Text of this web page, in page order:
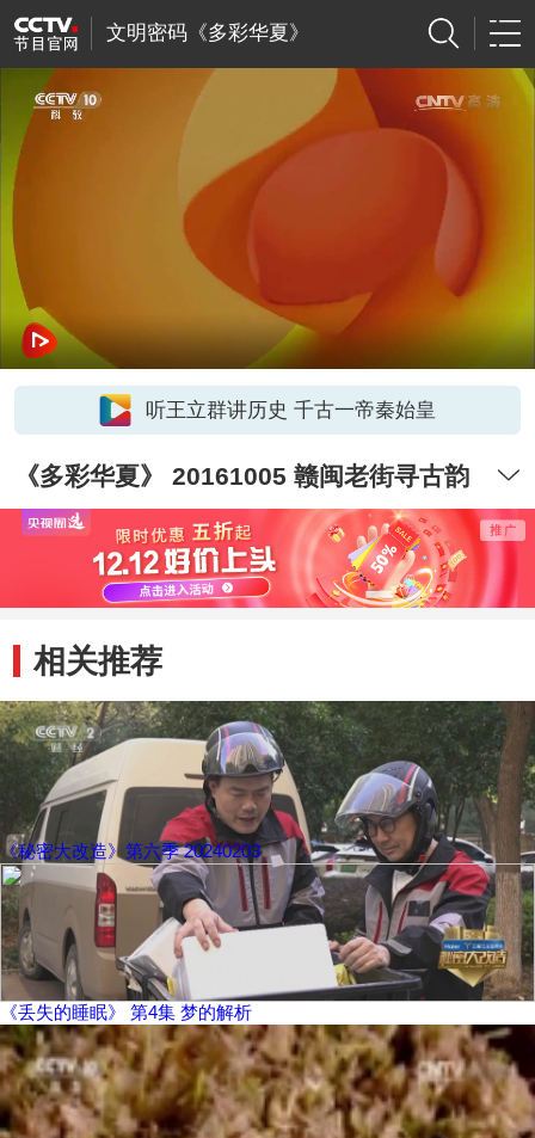
文明密码《多彩华夏》
听王立群讲历史 千古一帝秦始皇
《多彩华夏》 20161005 赣闽老街寻古韵
相关推荐
《秘密大改造》第六季 20240203
《丢失的睡眠》 第4集 梦的解析